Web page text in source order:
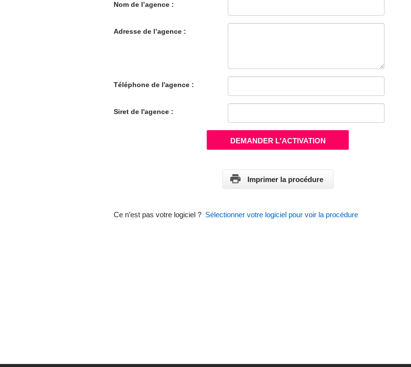
Nom de l’agence :
Adresse de l’agence :
Téléphone de l'agence :
Siret de l'agence :
DEMANDER L'ACTIVATION
Imprimer la procédure
Ce n’est pas votre logiciel ? Sélectionner votre logiciel pour voir la procédure